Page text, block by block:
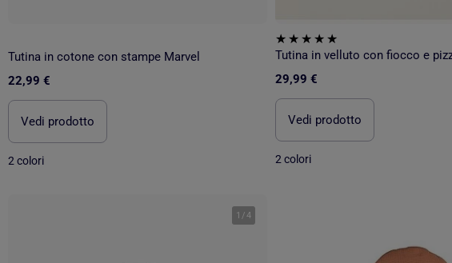
Tutina in cotone con stampe Marvel
22,99 €
Vedi prodotto
2 colori
Tutina in velluto con fiocco e
29,99 €
Vedi prodotto
2 colori
1 /4